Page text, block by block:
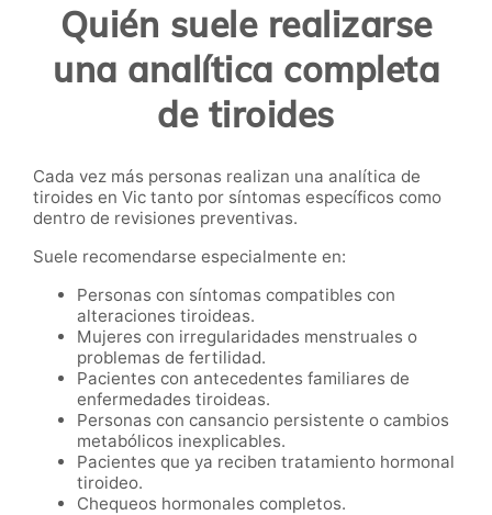
Quién suele realizarse
una analítica completa
de tiroides
Cada vez más personas realizan una analítica de
tiroides en Vic tanto por síntomas específicos como
dentro de revisiones preventivas.
Suele recomendarse especialmente en:
Personas con síntomas compatibles con
alteraciones tiroideas.
Mujeres con irregularidades menstruales o
problemas de fertilidad.
Pacientes con antecedentes familiares de
enfermedades tiroideas.
Personas con cansancio persistente o cambios
metabólicos inexplicables.
Pacientes que ya reciben tratamiento hormonal
tiroideo.
Chequeos hormonales completos.